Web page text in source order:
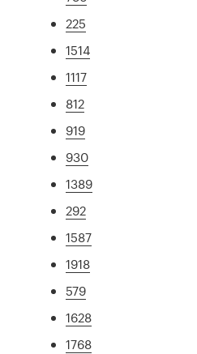
225
1514
1117
812
919
930
1389
292
1587
1918
579
1628
1768